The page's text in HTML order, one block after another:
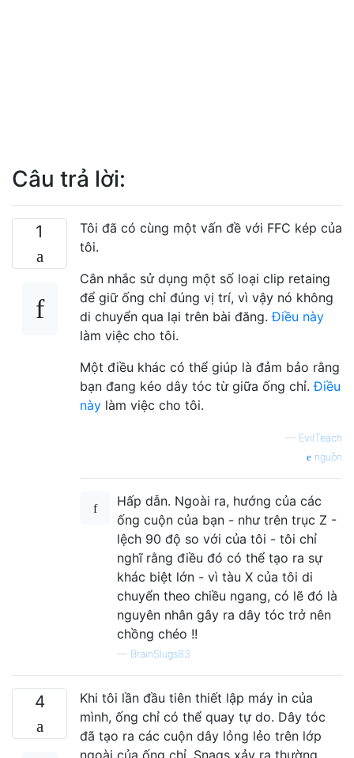
Câu trả lời:
1
Tôi đã có cùng một vấn đề với FFC kép của
tôi.
Cân nhắc sử dụng một số loại clip retaing
để giữ ống chỉ đúng vị trí, vì vậy nó không
di chuyển qua lại trên bài đăng.Điều này
làm việc cho tôi.
Một điều khác có thể giúp là đảm bảo rằng
bạn đang kéo dây tóc từ giữa ống chỉ.Điều
này làm việc cho tôi.
— EvilTeach
nguồn
Hấp dẫn. Ngoài ra, hướng của các
ống cuộn của bạn - như trên trục Z -
lệch 90 độ so với của tôi - tôi chỉ
nghĩ rằng điều đó có thể tạo ra sự
khác biệt lớn - vì tàu X của tôi di
chuyển theo chiều ngang, có lẽ đó là
nguyên nhân gây ra dây tóc trở nên
chồng chéo !!
— BrainSlugs83
4
Khi tôi lần đầu tiên thiết lập máy in của
mình, ống chỉ có thể quay tự do. Dây tóc
đã tạo ra các cuộn dây lỏng lẻo trên lớp